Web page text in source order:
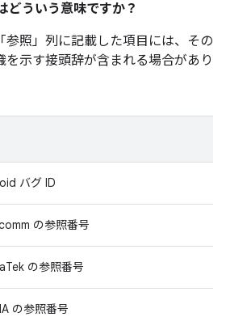
どういう意味ですか？
照」 列に記載した項目には、その
示す接頭辞が含まれる場合があり
バグ ID
の参照番号
の参照番号
の参照番号